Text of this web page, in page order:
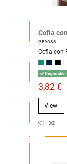
Cofia
GR9083
Cofia con
Disponible
3,82 €
View